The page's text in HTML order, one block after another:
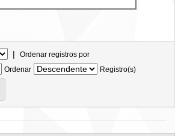
| Ordenar registros por
Ordenar
Registro(s)